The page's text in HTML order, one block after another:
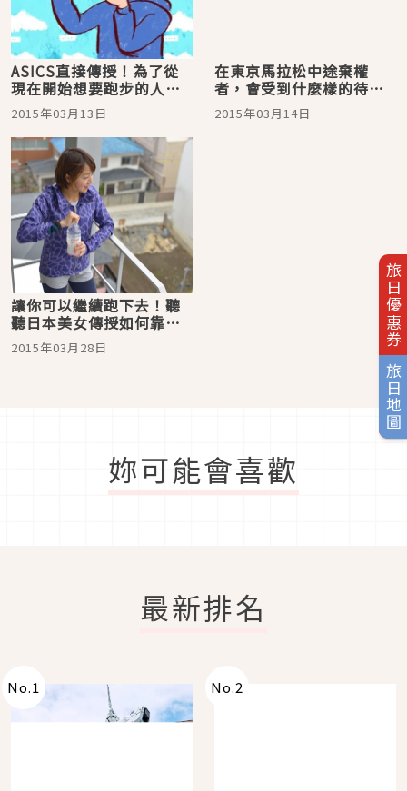
旅日優惠券
旅日地圖
ASICS直接傳授！為了從
現在開始想要跑步的人，
教您如何正確的選擇慢跑
鞋
2015年03月13日
在東京馬拉松中途棄權
者，會受到什麼樣的待遇
呢？
2015年03月14日
讓你可以繼續跑下去！聽
聽日本美女傳授如何靠跑
步變美喔！
2015年03月28日
妳可能會喜歡
最新排名
No.1 No.2